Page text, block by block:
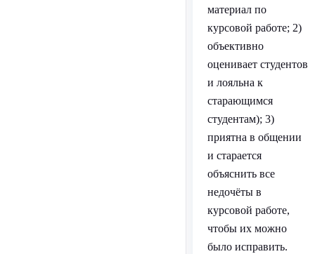
материал по
курсовой работе; 2)
объективно
оценивает студентов
и лояльна к
старающимся
студентам); 3)
приятна в общении
и старается
объяснить все
недочёты в
курсовой работе,
чтобы их можно
было исправить.